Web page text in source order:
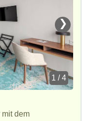
❯
1 / 4
mit dem